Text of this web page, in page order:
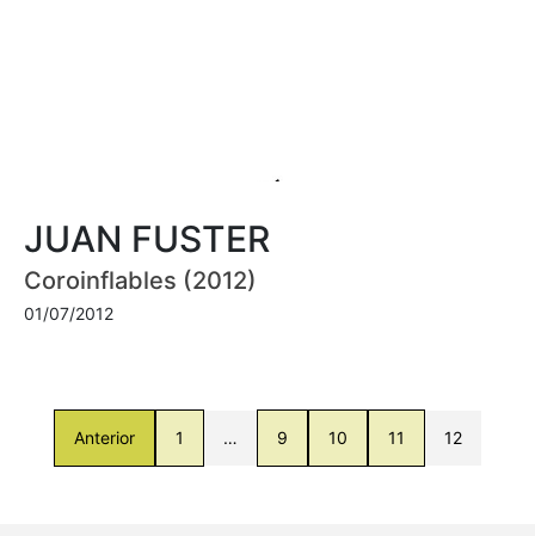
JUAN FUSTER
Coroinflables (2012)
01/07/2012
Anterior 1 … 9 10 11 12